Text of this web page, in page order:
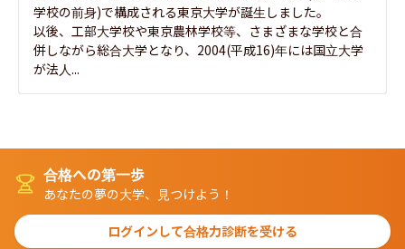
学校の前身)で構成される東京大学が誕生しました。
以後、工部大学校や東京農林学校等、さまざまな学校と合
併しながら総合大学となり、2004(平成16)年には国立大学
が法人...
合格への第一歩
あなたの夢の大学、見つけよう！
ログインして合格力診断を受ける